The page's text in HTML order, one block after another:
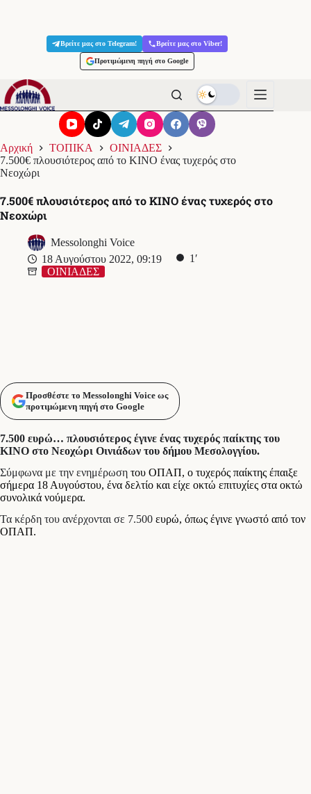
Βρείτε μας στο Telegram! Βρείτε μας στο Viber!
Προτιμώμενη πηγή στο Google
Αρχική ΤΟΠΙΚΑ
ΟΙΝΙΑΔΕΣ
7.500€ πλουσιότερος από το ΚΙΝΟ ένας τυχερός στο
Νεοχώρι
7.500€ πλουσιότερος από το ΚΙΝΟ ένας τυχερός στο
Νεοχώρι
Messolonghi Voice
18 Αυγούστου 2022, 09:19
1′
ΟΙΝΙΑΔΕΣ
Προσθέστε το Messolonghi Voice ως
προτιμώμενη πηγή στο Google
7.500 ευρώ… πλουσιότερος έγινε ένας τυχερός παίκτης του
ΚΙΝΟ στο Νεοχώρι Οινιάδων του δήμου Μεσολογγίου.
Σύμφωνα με την ενημέρωση του ΟΠΑΠ, ο τυχερός παίκτης έπαιξε
σήμερα 18 Αυγούστου, ένα δελτίο και είχε οκτώ επιτυχίες στα οκτώ
συνολικά νούμερα.
Τα κέρδη του ανέρχονται σε 7.500 ευρώ, όπως έγινε γνωστό από τον
ΟΠΑΠ.